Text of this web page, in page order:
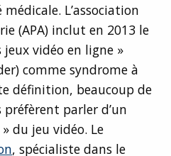
L’association
(APA) inclut en 2013 le
jeux vidéo en ligne »
comme syndrome à
définition, beaucoup de
parler d’un
du jeu vidéo. Le
, spécialiste dans le